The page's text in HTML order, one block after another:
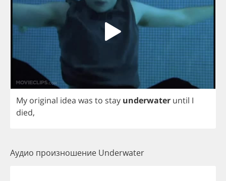
My original idea was to stay underwater until I
died,
Аудио произношение Underwater